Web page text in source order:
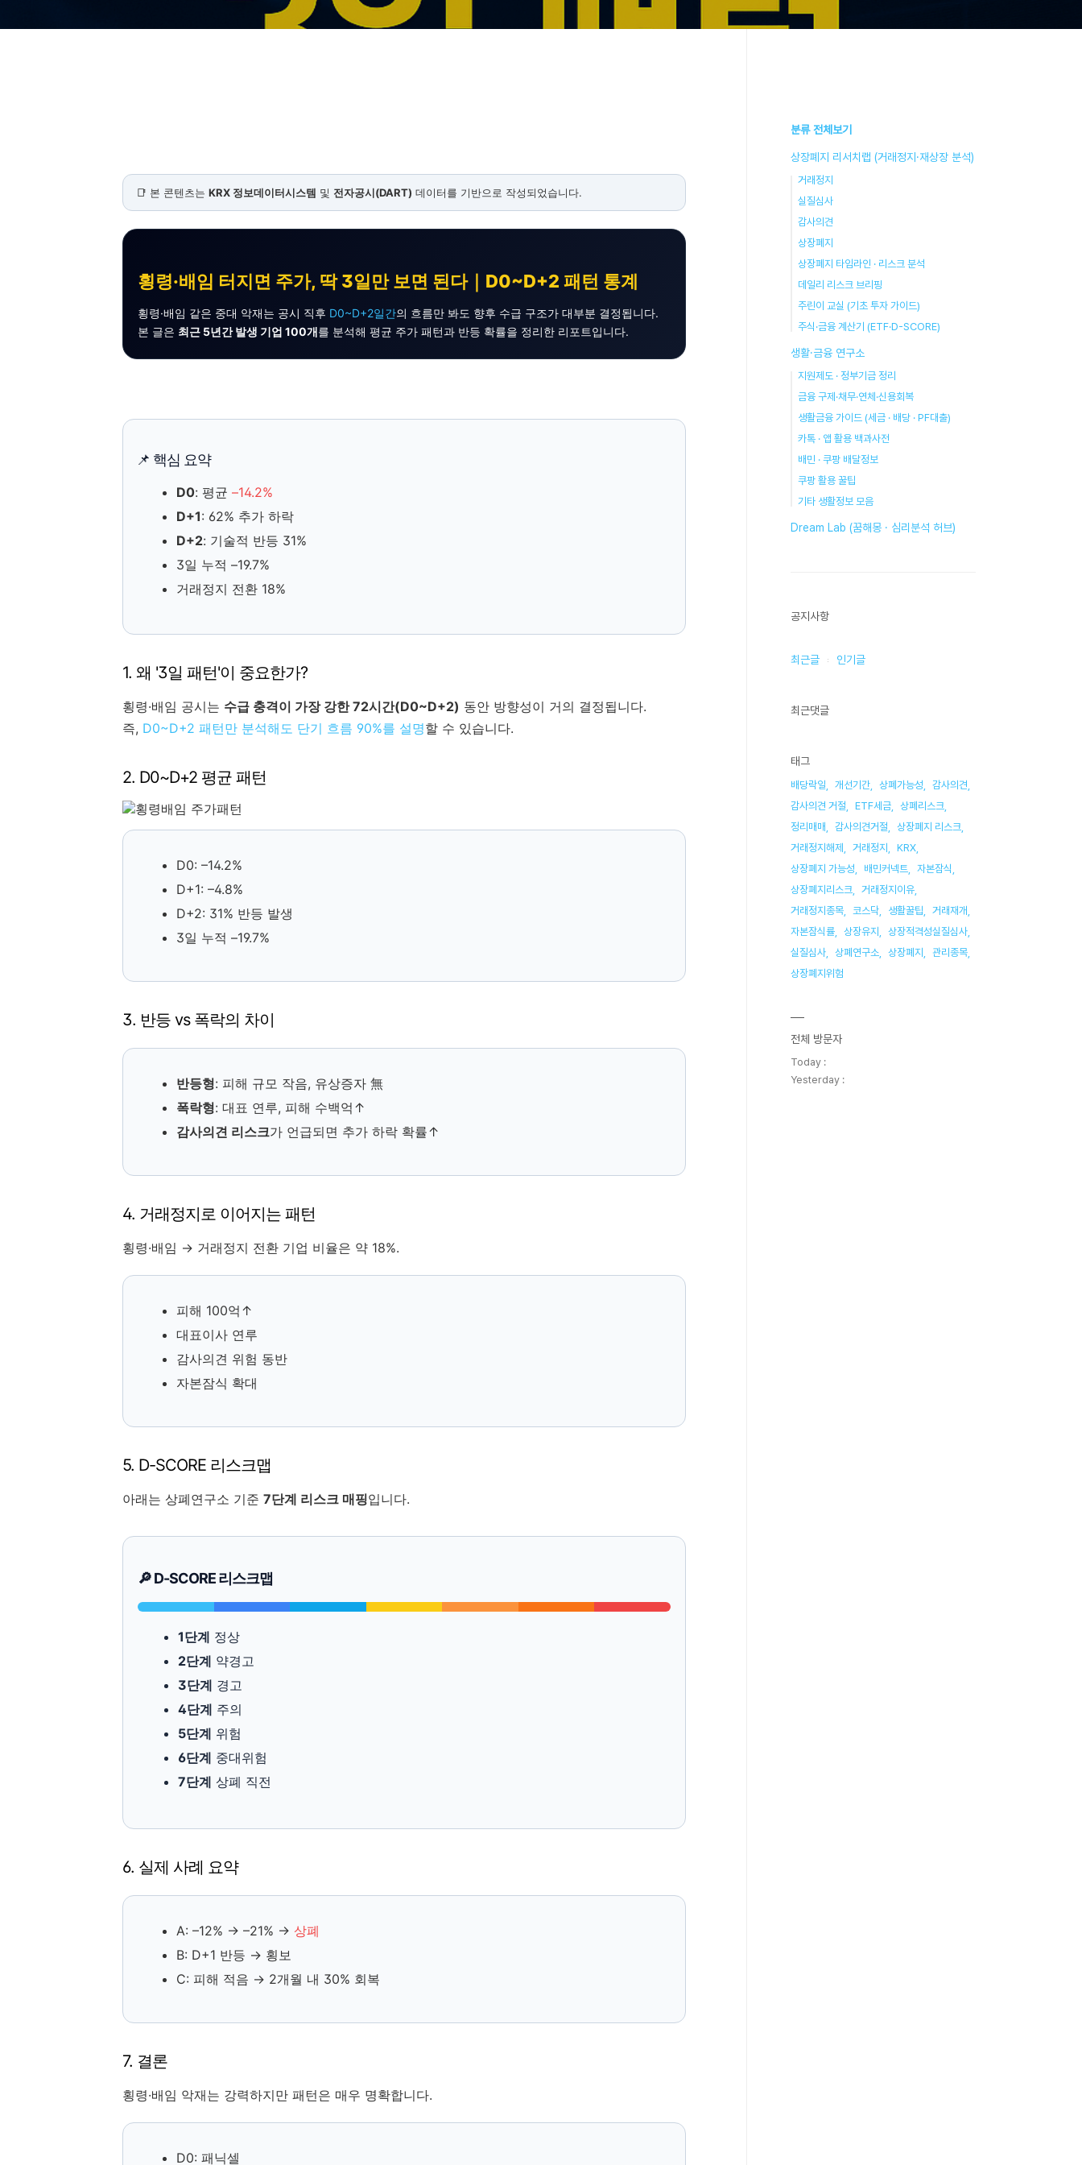
📑 본 콘텐츠는 KRX 정보데이터시스템 및 전자공시(DART) 데이터를 기반으로 작성되었습니다.
횡령·배임 터지면 주가, 딱 3일만 보면 된다｜D0~D+2 패턴 통계
횡령·배임 같은 중대 악재는 공시 직후 D0~D+2일간의 흐름만 봐도 향후 수급 구조가 대부분 결정됩니다.
본 글은 최근 5년간 발생 기업 100개를 분석해 평균 주가 패턴과 반등 확률을 정리한 리포트입니다.
📌 핵심 요약
D0: 평균 –14.2%
D+1: 62% 추가 하락
D+2: 기술적 반등 31%
3일 누적 –19.7%
거래정지 전환 18%
1. 왜 '3일 패턴'이 중요한가?
횡령·배임 공시는 수급 충격이 가장 강한 72시간(D0~D+2) 동안 방향성이 거의 결정됩니다.
즉, D0~D+2 패턴만 분석해도 단기 흐름 90%를 설명할 수 있습니다.
2. D0~D+2 평균 패턴
D0: –14.2%
D+1: –4.8%
D+2: 31% 반등 발생
3일 누적 –19.7%
3. 반등 vs 폭락의 차이
반등형: 피해 규모 작음, 유상증자 無
폭락형: 대표 연루, 피해 수백억↑
감사의견 리스크가 언급되면 추가 하락 확률↑
4. 거래정지로 이어지는 패턴
횡령·배임 → 거래정지 전환 기업 비율은 약 18%.
피해 100억↑
대표이사 연루
감사의견 위험 동반
자본잠식 확대
5. D-SCORE 리스크맵
아래는 상폐연구소 기준 7단계 리스크 매핑입니다.
🔎 D-SCORE 리스크맵
1단계 정상
2단계 약경고
3단계 경고
4단계 주의
5단계 위험
6단계 중대위험
7단계 상폐 직전
6. 실제 사례 요약
A: –12% → –21% → 상폐
B: D+1 반등 → 횡보
C: 피해 적음 → 2개월 내 30% 회복
7. 결론
횡령·배임 악재는 강력하지만 패턴은 매우 명확합니다.
D0: 패닉셀
분류 전체보기
상장폐지 리서치랩 (거래정지·재상장 분석)
거래정지
실질심사
감사의견
상장폐지
상장폐지 타임라인 · 리스크 분석
데일리 리스크 브리핑
주린이 교실 (기초 투자 가이드)
주식·금융 계산기 (ETF·D-SCORE)
생활·금융 연구소
지원제도 · 정부기금 정리
금융 구제·채무·연체·신용회복
생활금융 가이드 (세금 · 배당 · PF대출)
카톡 · 앱 활용 백과사전
배민 · 쿠팡 배달정보
쿠팡 활용 꿀팁
기타 생활정보 모음
Dream Lab (꿈해몽 · 심리분석 허브)
공지사항
최근글 인기글
최근댓글
태그
배당락일 개선기간 상폐가능성
감사의견
감사의견 거절
ETF세금
상폐리스크
정리매매
감사의견거절
상장폐지 리스크
거래정지해제
거래정지
KRX
상장폐지 가능성
배민커넥트
자본잠식
상장폐지리스크
거래정지이유
거래정지종목
코스닥 생활꿀팁
거래재개
자본잠식률
상장유지
상장적격성실질심사
실질심사
상폐연구소 상장폐지
관리종목
상장폐지위험
전체 방문자
Today :
Yesterday :